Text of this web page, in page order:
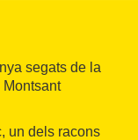
segats de la
un dels racons